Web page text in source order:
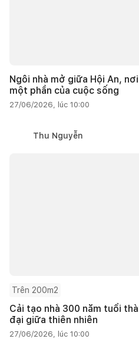
Ngôi nhà mở giữa Hội An,
một phần của cuộc sống
27/06/2026, lúc 10:00
Thu Nguyễn
Trên 200m2
Cải tạo nhà 300 năm tuổi
đại giữa thiên nhiên
27/06/2026, lúc 10:00